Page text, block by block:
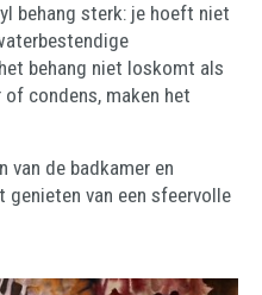
behang sterk: je hoeft niet
behang niet loskomt als
condens, maken het
van de badkamer en
genieten van een sfeervolle